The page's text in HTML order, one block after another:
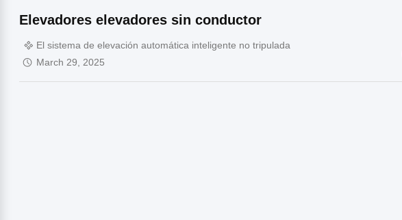
Elevadores elevadores sin conductor
El sistema de elevación automática inteligente no tripulada
March 29, 2025